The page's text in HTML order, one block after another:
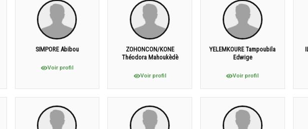
SIMPORE Abibou
Voir profil
ZOHONCON/KONE
Théodora Mahoukèdè
Voir profil
YELEMKOURE Tampoubila
Edwige
Voir profil